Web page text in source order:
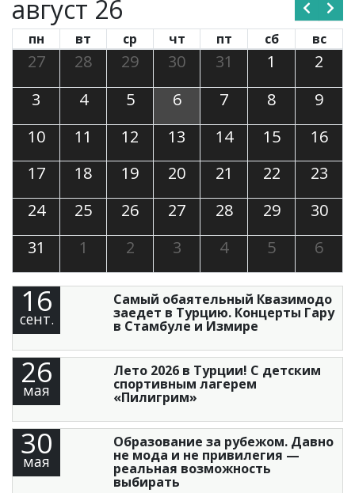
август 26
пн вт ср чт пт сб вс
27 28 29 30 31 1
2
3
4 5 6 7 8
9
10
11 12 13 14 15
16
17
18 19 20 21 22
23
24
25 26 27 28 29
30
31
1 2 3 4 5 6
16
сент.
Самый обаятельный Квазимодо
заедет в Турцию. Концерты Гару
в Стамбуле и Измире
26
мая
Лето 2026 в Турции! С детским
спортивным лагерем
«Пилигрим»
30
мая
Образование за рубежом. Давно
не мода и не привилегия —
реальная возможность
выбирать